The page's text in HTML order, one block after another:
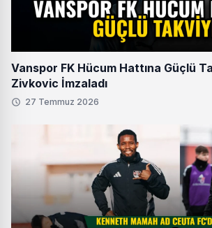
Vanspor FK Hücum Hattına Güçlü
Zivkovic İmzaladı
27 Temmuz 2026